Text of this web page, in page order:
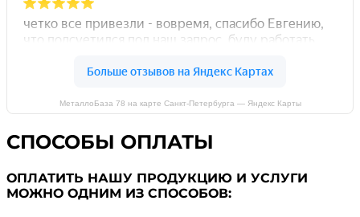
МеталлоБаза 78 на карте Санкт‑Петербурга — Яндекс Карты
СПОСОБЫ ОПЛАТЫ
ОПЛАТИТЬ НАШУ ПРОДУКЦИЮ И УСЛУГИ
МОЖНО ОДНИМ ИЗ СПОСОБОВ: